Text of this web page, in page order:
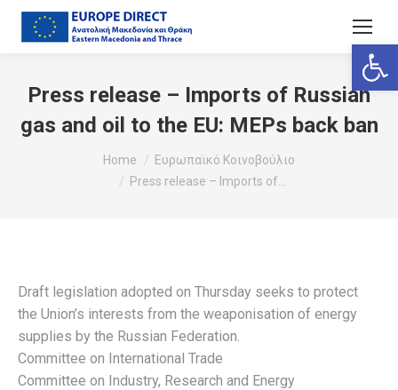
Press release – Imports of Russian
gas and oil to the EU: MEPs back ban
Home
Ευρωπαϊκό Κοινοβούλιο
Press release – Imports of…
Draft legislation adopted on Thursday seeks to protect
the Union’s interests from the weaponisation of energy
supplies by the Russian Federation.
Committee on International Trade
Committee on Industry, Research and Energy